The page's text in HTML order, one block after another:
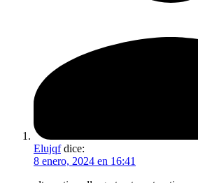
Elujqf dice:
8 enero, 2024 en 16:41